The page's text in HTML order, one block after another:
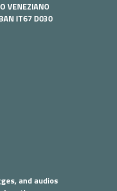
VENEZIANO
IT67 D030
and audios